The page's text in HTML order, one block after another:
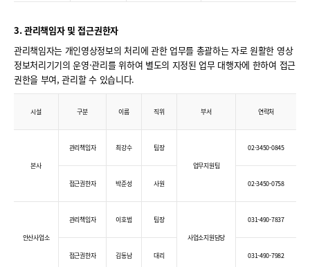
3. 관리책임자 및 접근권한자
관리책임자는 개인영상정보의 처리에 관한 업무를 총괄하는 자로 원활한 영상
정보처리기기의 운영·관리를 위하여 별도의 지정된 업무 대행자에 한하여 접근
권한을 부여, 관리할 수 있습니다.
시설 구분 이름 직위 부서 연락처
본사
관리책임자 최강수
팀장
업무지원팀
02-3450-0845
접근권한자 박준성 사원 02-3450-0758
안산사업소
관리책임자 이호범
팀장
사업소지원담당
031-490-7837
접근권한자 김동남 대리 031-490-7982